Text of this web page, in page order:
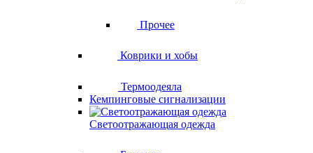
Прочее
Коврики и хобы
Термоодеяла
Кемпинговые сигнализации
Светоотражающая одежда